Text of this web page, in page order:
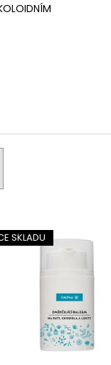
SKLADU
BRAINMAX
IU / K2 150